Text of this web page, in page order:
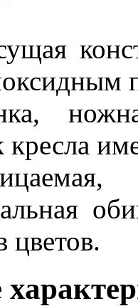
кресла
цветов.